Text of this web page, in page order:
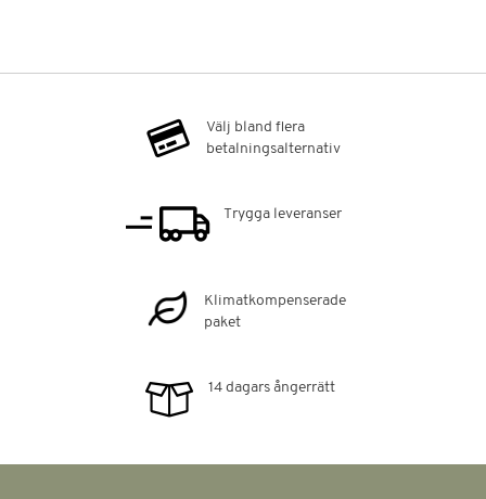
Välj bland flera
betalningsalternativ
Trygga leveranser
Klimatkompenserade
paket
14 dagars ångerrätt